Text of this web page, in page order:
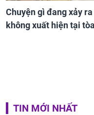
Chuyện gì đang xảy
không xuất hiện tại
TIN MỚI NHẤT